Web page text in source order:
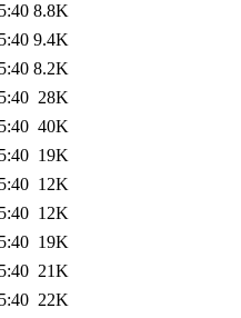
8.8K
9.4K
8.2K
28K
40K
19K
12K
12K
19K
21K
22K